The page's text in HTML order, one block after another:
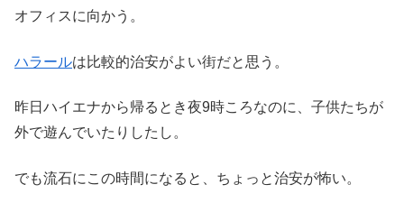
オフィスに向かう。
ハラールは比較的治安がよい街だと思う。
昨日ハイエナから帰るとき夜9時ころなのに、子供たちが
外で遊んでいたりしたし。
でも流石にこの時間になると、ちょっと治安が怖い。